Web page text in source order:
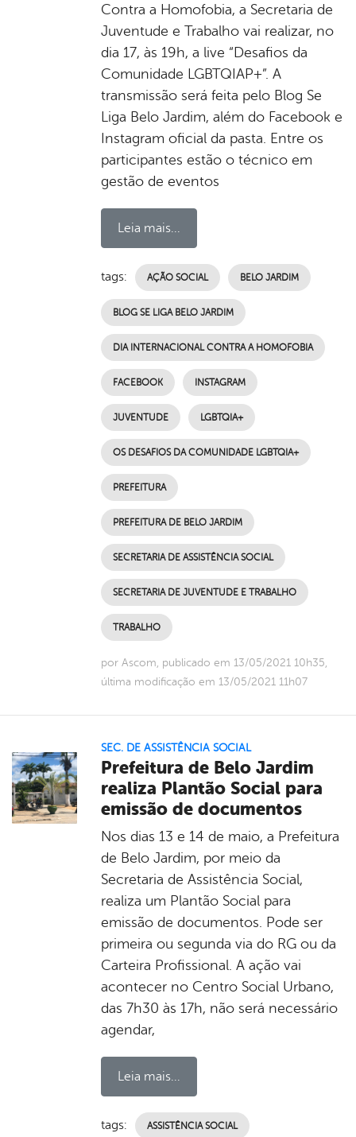
Contra a Homofobia, a Secretaria de
Juventude e Trabalho vai realizar, no
dia 17, às 19h, a live “Desafios da
Comunidade LGBTQIAP+”. A
transmissão será feita pelo Blog Se
Liga Belo Jardim, além do Facebook e
Instagram oficial da pasta. Entre os
participantes estão o técnico em
gestão de eventos
Leia mais...
tags: AÇÃO SOCIAL BELO JARDIM
BLOG SE LIGA BELO JARDIM
DIA INTERNACIONAL CONTRA A HOMOFOBIA
FACEBOOK INSTAGRAM
JUVENTUDE LGBTQIA+
OS DESAFIOS DA COMUNIDADE LGBTQIA+
PREFEITURA
PREFEITURA DE BELO JARDIM
SECRETARIA DE ASSISTÊNCIA SOCIAL
SECRETARIA DE JUVENTUDE E TRABALHO
TRABALHO
por Ascom, publicado em 13/05/2021 10h35,
última modificação em 13/05/2021 11h07
SEC. DE ASSISTÊNCIA SOCIAL
Prefeitura de Belo Jardim
realiza Plantão Social para
emissão de documentos
Nos dias 13 e 14 de maio, a Prefeitura
de Belo Jardim, por meio da
Secretaria de Assistência Social,
realiza um Plantão Social para
emissão de documentos. Pode ser
primeira ou segunda via do RG ou da
Carteira Profissional. A ação vai
acontecer no Centro Social Urbano,
das 7h30 às 17h, não será necessário
agendar,
Leia mais...
tags: ASSISTÊNCIA SOCIAL